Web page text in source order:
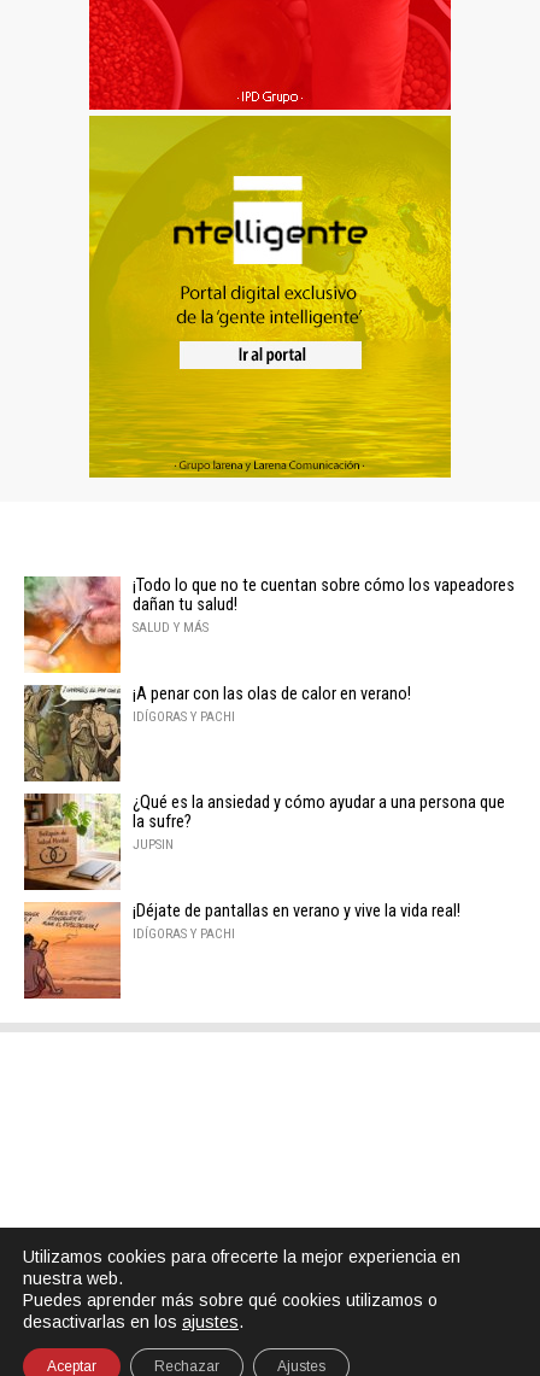
¡Todo lo que no te cuentan sobre cómo los vapeadores
dañan tu salud!
SALUD Y MÁS
¡A penar con las olas de calor en verano!
IDÍGORAS Y PACHI
¿Qué es la ansiedad y cómo ayudar a una persona que
la sufre?
JUPSIN
¡Déjate de pantallas en verano y vive la vida real!
IDÍGORAS Y PACHI
Utilizamos cookies para ofrecerte la mejor experiencia en
nuestra web.
Puedes aprender más sobre qué cookies utilizamos o
desactivarlas en los ajustes.
Aceptar Rechazar Ajustes